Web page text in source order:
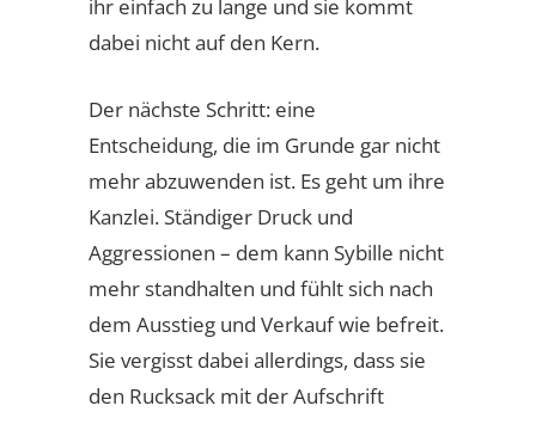
ihr einfach zu lange und sie kommt
dabei nicht auf den Kern.
Der nächste Schritt: eine
Entscheidung, die im Grunde gar nicht
mehr abzuwenden ist. Es geht um ihre
Kanzlei. Ständiger Druck und
Aggressionen – dem kann Sybille nicht
mehr standhalten und fühlt sich nach
dem Ausstieg und Verkauf wie befreit.
Sie vergisst dabei allerdings, dass sie
den Rucksack mit der Aufschrift